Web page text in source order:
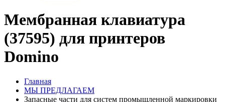
Мембранная клавиатура
(37595) для принтеров
Domino
Главная
МЫ ПРЕДЛАГАЕМ
Запасные части для систем промышленной маркировки